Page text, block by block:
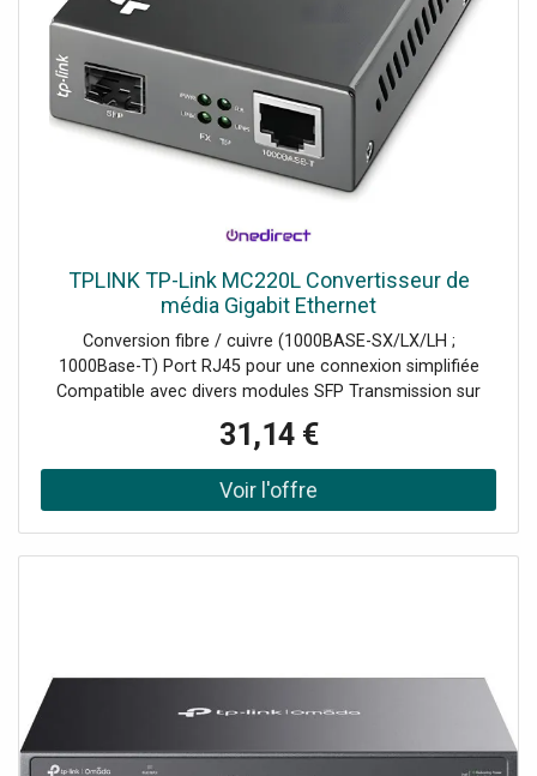
TPLINK TP-Link MC220L Convertisseur de
média Gigabit Ethernet
Conversion fibre / cuivre (1000BASE-SX/LX/LH ;
1000Base-T) Port RJ45 pour une connexion simplifiée
Compatible avec divers modules SFP Transmission sur
km Installation plug-and-play Design compact pour une
intégration aisée Consommation énergétique faible
31,14 €